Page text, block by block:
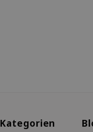
Kategorien